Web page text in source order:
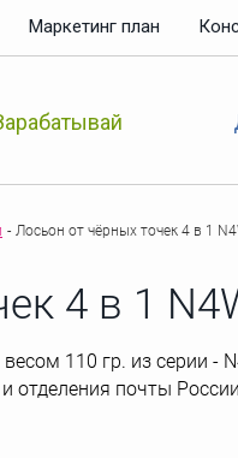
Маркетинг план
- Лосьон от чёрных точек 4 в 1
4 в 1
110 гр. из серии -
отделения почты России